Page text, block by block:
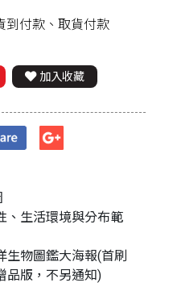
到付款、取貨付款
加入收藏
生活環境與分布範
物圖鑑大海報(首刷
品版，不另通知)